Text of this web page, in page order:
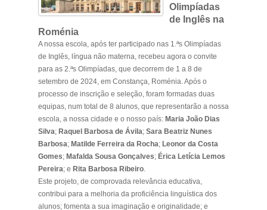
Olimpíadas
de Inglês na
Roménia
A nossa escola, após ter participado nas 1.ªs Olimpíadas
de Inglês, língua não materna, recebeu agora o convite
para as 2.ªs Olimpíadas, que decorrem de 1 a 8 de
setembro de 2024, em Constança, Roménia. Após o
processo de inscrição e seleção, foram formadas duas
equipas, num total de 8 alunos, que representarão a nossa
escola, a nossa cidade e o nosso país: Maria João Dias
Silva; Raquel Barbosa de Ávila; Sara Beatriz Nunes
Barbosa; Matilde Ferreira da Rocha; Leonor da Costa
Gomes; Mafalda Sousa Gonçalves; Érica Letícia Lemos
Pereira; e Rita Barbosa Ribeiro.
Este projeto, de comprovada relevância educativa,
contribui para a melhoria da proficiência linguística dos
alunos; fomenta a sua imaginação e originalidade; e